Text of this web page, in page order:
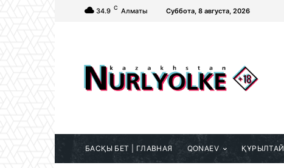
34.9 C Алматы Суббота, 8 августа, 2026
БАСҚЫ БЕТ | ГЛАВНАЯ QONAEV ҚҰРЫЛТАЙ